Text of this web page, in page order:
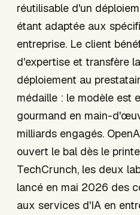
réutilisable d'un
étant adaptée aux
entreprise. Le client
d'expertise et transfère
déploiement au
médaille : le modèle est
gourmand en main-
milliards engagés.
ouvert le bal dès le
TechCrunch, les deux
lancé en mai 2026 des
aux services d'IA en